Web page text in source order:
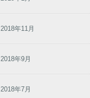
2018年11月
2018年9月
2018年7月